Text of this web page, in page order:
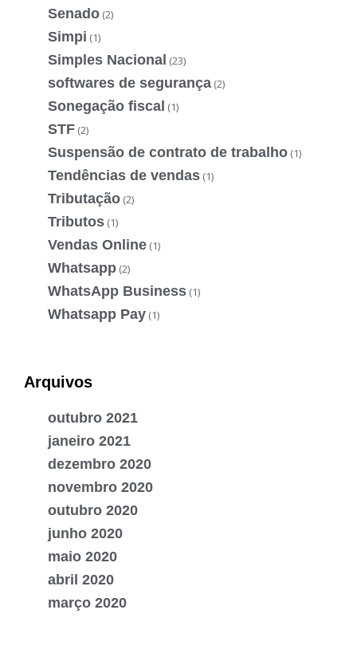
Senado (2)
Simpi (1)
Simples Nacional (23)
softwares de segurança (2)
Sonegação fiscal (1)
STF (2)
Suspensão de contrato de trabalho (1)
Tendências de vendas (1)
Tributação (2)
Tributos (1)
Vendas Online (1)
Whatsapp (2)
WhatsApp Business (1)
Whatsapp Pay (1)
Arquivos
outubro 2021
janeiro 2021
dezembro 2020
novembro 2020
outubro 2020
junho 2020
maio 2020
abril 2020
março 2020